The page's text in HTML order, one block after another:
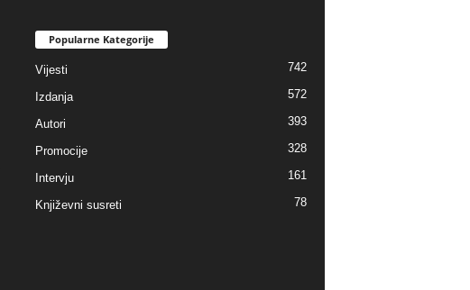
Popularne Kategorije
Vijesti 742
Izdanja 572
Autori 393
Promocije 328
Intervju 161
Književni susreti 78